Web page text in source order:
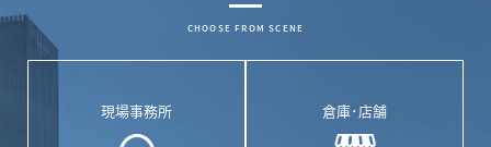
CHOOSE FROM SCENE
現場事務所 倉庫･店舗